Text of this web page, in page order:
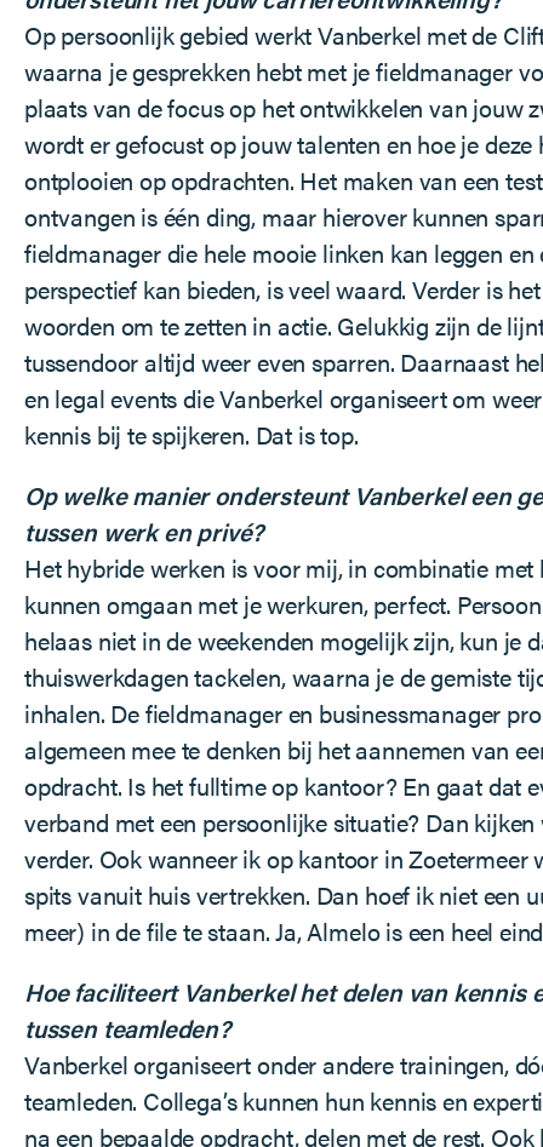
Op persoonlijk gebied werkt Vanberkel met de
waarna je gesprekken hebt met je fieldmanager
plaats van de focus op het ontwikkelen van jouw
wordt er gefocust op jouw talenten en hoe je deze
ontplooien op opdrachten. Het maken van een
ontvangen is één ding, maar hierover kunnen
fieldmanager die hele mooie linken kan leggen en
perspectief kan bieden, is veel waard. Verder is
woorden om te zetten in actie. Gelukkig zijn de
tussendoor altijd weer even sparren. Daarnaast
en legal events die Vanberkel organiseert om
kennis bij te spijkeren. Dat is top.
Op welke manier ondersteunt Vanberkel een
tussen werk en privé?
Het hybride werken is voor mij, in combinatie met
kunnen omgaan met je werkuren, perfect.
helaas niet in de weekenden mogelijk zijn, kun je
thuiswerkdagen tackelen, waarna je de gemiste
inhalen. De fieldmanager en businessmanager
algemeen mee te denken bij het aannemen van
opdracht. Is het fulltime op kantoor? En gaat dat
verband met een persoonlijke situatie? Dan kijken
verder. Ook wanneer ik op kantoor in Zoetermeer
spits vanuit huis vertrekken. Dan hoef ik niet een
meer) in de file te staan. Ja, Almelo is een heel
Hoe faciliteert Vanberkel het delen van kennis
tussen teamleden?
Vanberkel organiseert onder andere trainingen,
teamleden. Collega’s kunnen hun kennis en
na een bepaalde opdracht, delen met de rest.